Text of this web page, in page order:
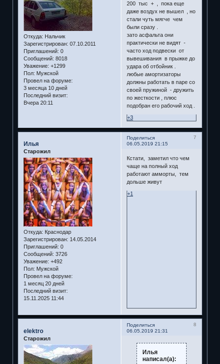
Откуда: Нальчик
Зарегистрирован: 07.10.2011
Приглашений: 0
Сообщений: 8018
Уважение: +1299
Пол: Мужской
Провел на форуме:
3 месяца 10 дней
Последний визит:
Вчера 20:11
200 тыс + , пока еще
даже воздух не вышел , но
стали чуть мягче чем
были сразу .
зато асфальта они
практически не видят -
часто ход подвески от
вывешивания в прыжке до
удара об отбойник .
любые амортизаторы
должны работать в паре со
своей пружиной - дружить
по жесткости , плюс
подобран его рабочий ход .
+3
Поделиться
7
06.05.2019 21:15
Илья
Старожил
Откуда: Краснодар
Зарегистрирован: 14.05.2014
Приглашений: 0
Сообщений: 3726
Уважение: +492
Пол: Мужской
Провел на форуме:
1 месяц 20 дней
Последний визит:
15.11.2025 11:44
Кстати, заметил что чем
чаще на полный ход
работают амморты, тем
дольше живут
+1
Поделиться
8
06.05.2019 21:31
elektro
Старожил
Илья
написал(а):